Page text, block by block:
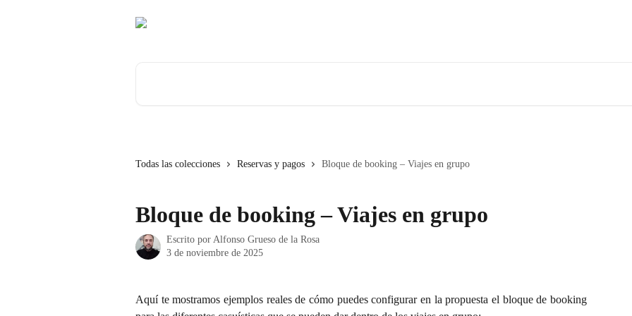
Todas las colecciones Reservas y pagos Bloque de booking – Viajes en grupo
Bloque de booking – Viajes en grupo
Escrito por Alfonso Grueso de la Rosa
3 de noviembre de 2025
Aquí te mostramos ejemplos reales de cómo puedes configurar en la propuesta el bloque de booking